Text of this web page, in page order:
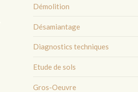
Démolition
Désamiantage
Diagnostics techniques
Etude de sols
Gros-Oeuvre